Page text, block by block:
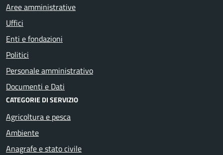
Aree amministrative
Uffici
Enti e fondazioni
Politici
Personale amministrativo
Documenti e Dati
CATEGORIE DI SERVIZIO
Agricoltura e pesca
Ambiente
Anagrafe e stato civile